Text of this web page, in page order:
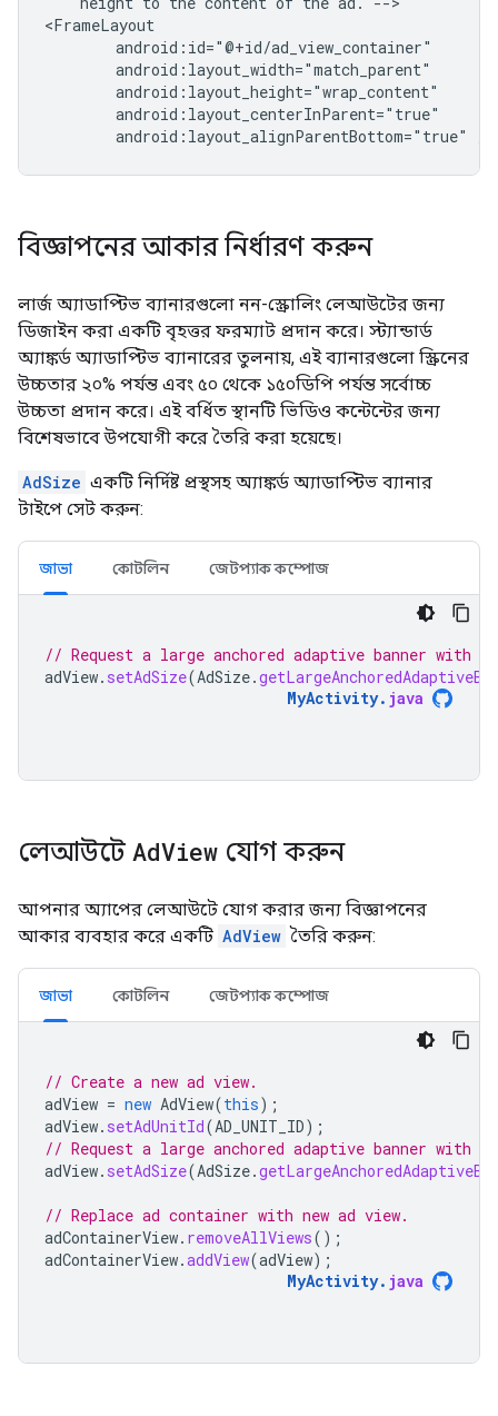
android:layout_alignParentBottom="true"
বিজ্ঞাপনের আকার নির্ধারণ করুন
লার্জ অ্যাডাপ্টিভ ব্যানারগুলো নন-স্ক্রোলিং লেআউটের জন্য
ডিজাইন করা একটি বৃহত্তর ফরম্যাট প্রদান করে। স্ট্যান্ডার্ড
অ্যাঙ্কর্ড অ্যাডাপ্টিভ ব্যানারের তুলনায়, এই ব্যানারগুলো স্ক্রিনের
উচ্চতার ২০% পর্যন্ত এবং ৫০ থেকে ১৫০ডিপি পর্যন্ত সর্বোচ্চ
উচ্চতা প্রদান করে। এই বর্ধিত স্থানটি ভিডিও কন্টেন্টের জন্য
বিশেষভাবে উপযোগী করে তৈরি করা হয়েছে।
AdSize একটি নির্দিষ্ট প্রস্থসহ অ্যাঙ্কর্ড অ্যাডাপ্টিভ ব্যানার
টাইপে সেট করুন:
জাভা কোটলিন জেটপ্যাক কম্পোজ
// Request a large anchored adaptive banner with
adView. setAdSize(AdSize.
MyActivity. java
লেআউটে AdView যোগ করুন
আপনার অ্যাপের লেআউটে যোগ করার জন্য বিজ্ঞাপনের
আকার ব্যবহার করে একটি AdView তৈরি করুন:
জাভা কোটলিন জেটপ্যাক কম্পোজ
// Create a new ad view.
adView = new AdView(this);
adView. setAdUnitId(AD_UNIT_ID);
// Request a large anchored adaptive banner with
adView. setAdSize(AdSize.
// Replace ad container with new ad view.
adContainerView. removeAllViews();
adContainerView.addView(adView);
MyActivity. java